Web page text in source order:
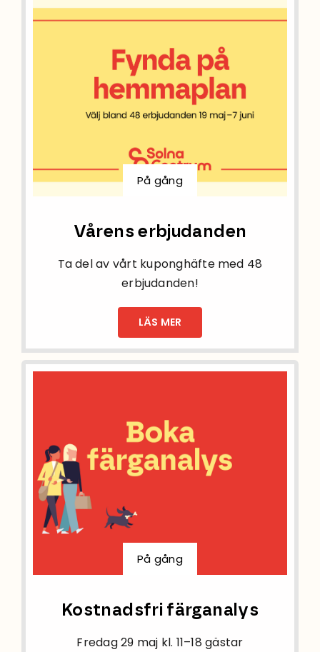
På gång
Vårens erbjudanden
Ta del av vårt kuponghäfte med 48
erbjudanden!
LÄS MER
På gång
Kostnadsfri färganalys
Fredag 29 maj kl. 11–18 gästar